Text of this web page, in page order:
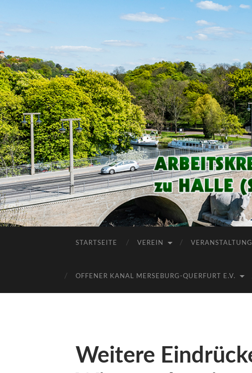
STARTSEITE VEREIN
OFFENER KANAL MERSEBURG-QUERFURT E.V.
Weitere